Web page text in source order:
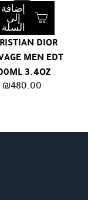
DIOR
MEN EDT
3.4OZ
₪480.00
إضافة
إلى
السلة